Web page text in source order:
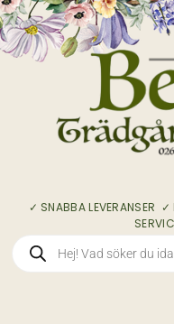
✓ SNABBA LEVERANSER